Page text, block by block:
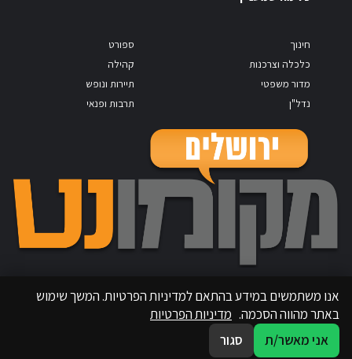
חינוך
כלכלה וצרכנות
מדור משפטי
נדל"ן
ספורט
קהילה
תיירות ונופש
תרבות ופנאי
אנו משתמשים במידע בהתאם למדיניות הפרטיות. המשך שימוש
באתר מהווה הסכמה. מדיניות הפרטיות
אני מאשר/ת
סגור